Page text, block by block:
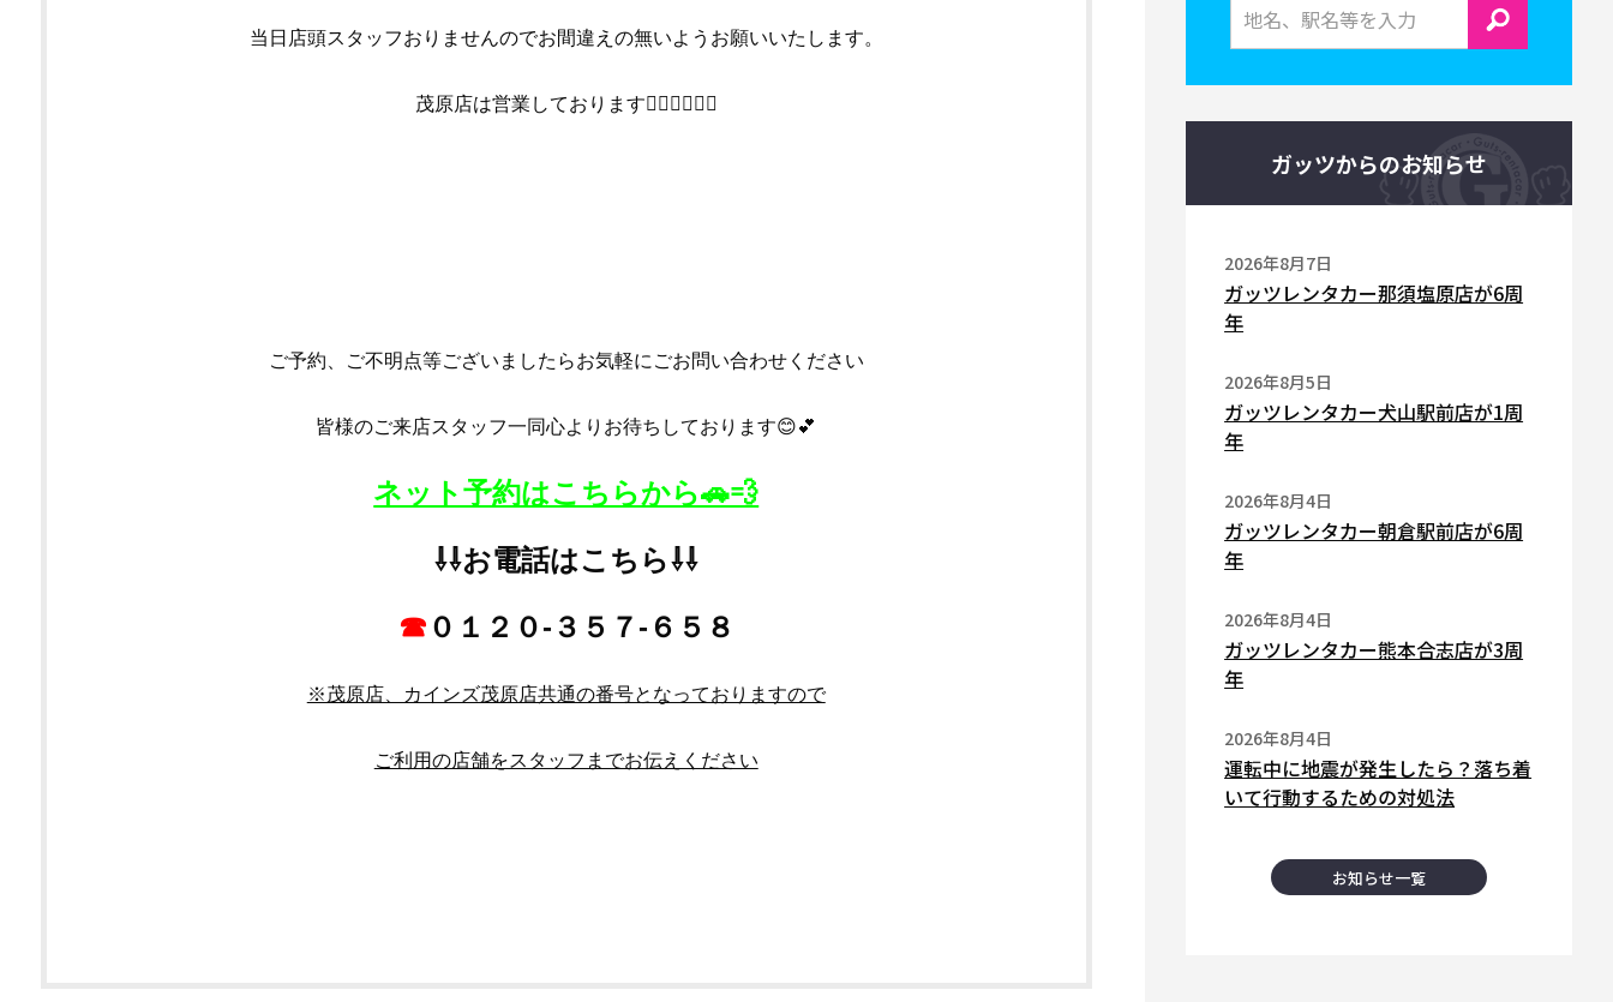
当日店頭スタッフおりませんのでお間違えの無いようお願いいたします。
茂原店は営業しております🙇🏻‍♀️🙇🏻‍♂️
ご予約、ご不明点等ございましたらお気軽にごお問い合わせください
皆様のご来店スタッフ一同心よりお待ちしております😊💕
ネット予約はこちらから🚗💨
⇩⇩お電話はこちら⇩⇩
☎ ０１２０-３５７-６５８
※茂原店、カインズ茂原店共通の番号となっておりますので
ご利用の店舗をスタッフまでお伝えください
ガッツからのお知らせ
2026年8月7日
ガッツレンタカー那須塩原店が6周
年
2026年8月5日
ガッツレンタカー犬山駅前店が1周
年
2026年8月4日
ガッツレンタカー朝倉駅前店が6周
年
2026年8月4日
ガッツレンタカー熊本合志店が3周
年
2026年8月4日
運転中に地震が発生したら？落ち着
いて行動するための対処法
お知らせ一覧